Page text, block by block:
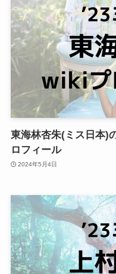
東海林杏朱(ミス日本)
ロフィール
2024年5月4日